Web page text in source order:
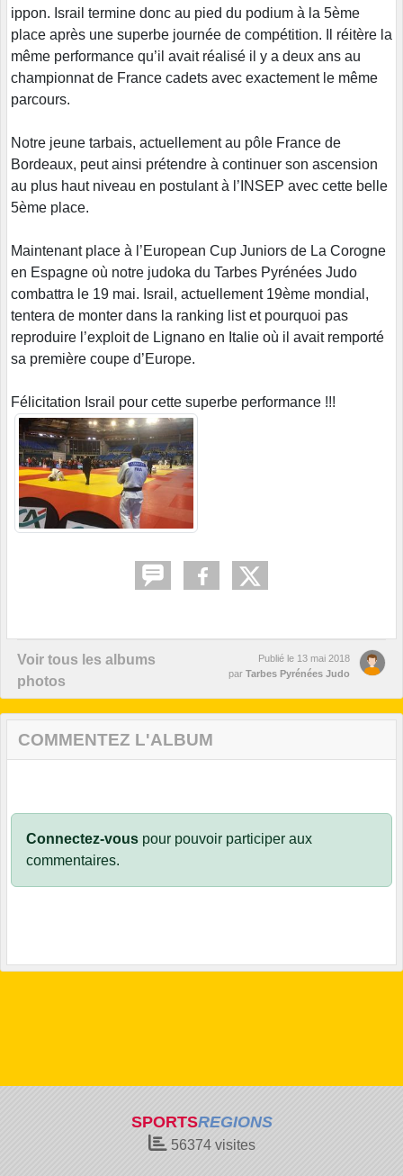
ippon. Israil termine donc au pied du podium à la 5ème
place après une superbe journée de compétition. Il réitère la
même performance qu’il avait réalisé il y a deux ans au
championnat de France cadets avec exactement le même
parcours.
Notre jeune tarbais, actuellement au pôle France de
Bordeaux, peut ainsi prétendre à continuer son ascension
au plus haut niveau en postulant à l’INSEP avec cette belle
5ème place.
Maintenant place à l’European Cup Juniors de La Corogne
en Espagne où notre judoka du Tarbes Pyrénées Judo
combattra le 19 mai. Israil, actuellement 19ème mondial,
tentera de monter dans la ranking list et pourquoi pas
reproduire l’exploit de Lignano en Italie où il avait remporté
sa première coupe d’Europe.
Félicitation Israil pour cette superbe performance !!!
Voir tous les albums
photos
Publié le 13 mai 2018
par Tarbes Pyrénées Judo
COMMENTEZ L'ALBUM
Connectez-vous pour pouvoir participer aux
commentaires.
SPORTSREGIONS
56374visites